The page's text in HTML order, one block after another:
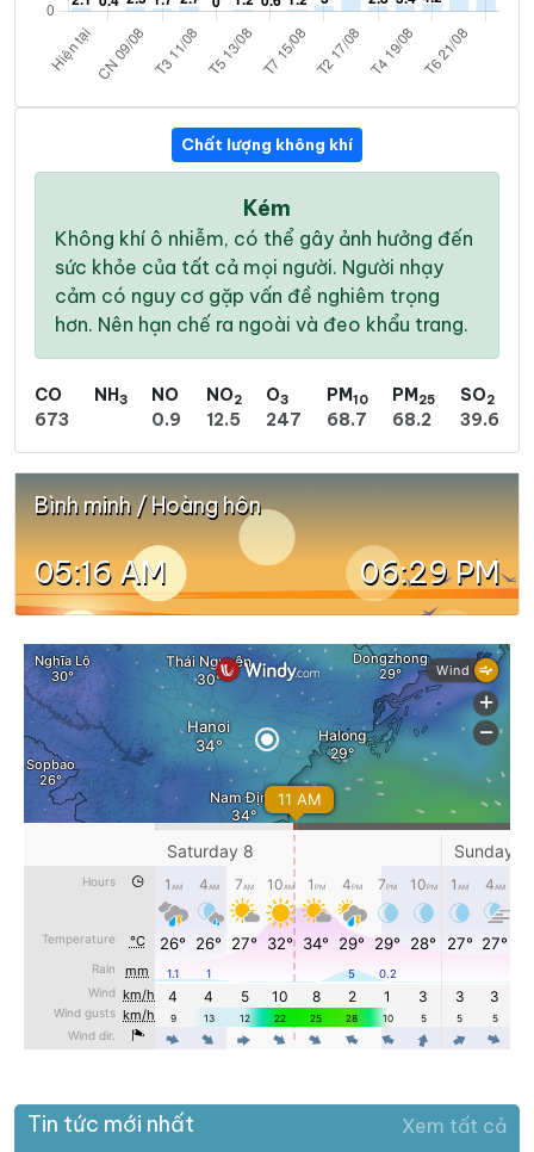
Chất lượng không khí
Kém
Không khí ô nhiễm, có thể gây ảnh hưởng đến
sức khỏe của tất cả mọi người. Người nhạy
cảm có nguy cơ gặp vấn đề nghiêm trọng
hơn. Nên hạn chế ra ngoài và đeo khẩu trang.
CO
673
NH3
NO
0.9
NO2
12.5
O3
247
PM10
68.7
PM25
68.2
SO2
39.6
Bình minh / Hoàng hôn
05:16 AM 06:29 PM
Tin tức mới nhất Xem tất cả